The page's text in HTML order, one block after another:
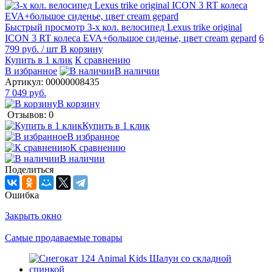
Быстрый просмотр 3-х кол. велосипед Lexus trike original
ICON 3 RT колеса EVA+большое сиденье, цвет cream gepard 6
799 руб. / шт В корзину
Купить в 1 клик К сравнению
В избранное
В наличии
Артикул: 00000008435
7 049 руб.
В корзину
Отзывов: 0
Купить в 1 клик
В избранное
К сравнению
В наличии
Поделиться
Ошибка
Закрыть окно
Самые продаваемые товары